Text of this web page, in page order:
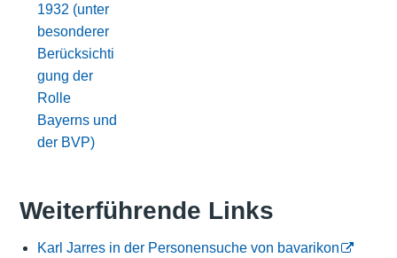
1932 (unter
besonderer
Berücksichti
gung der
Rolle
Bayerns und
der BVP)
Weiterführende Links
Karl Jarres in der Personensuche von bavarikon